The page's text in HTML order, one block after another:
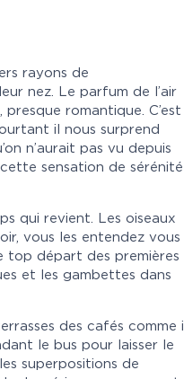
rayons de
nez. Le parfum de l’air
romantique. C’est
il nous surprend
n’aurait pas vu depuis
sensation de sérénité
qui revient. Les oiseaux
vous les entendez vous
top départ des premières
et les gambettes dans
des cafés comme il
le bus pour laisser le
superpositions de